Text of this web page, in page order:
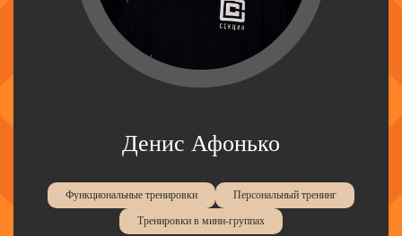
Денис Афонько
Функциональные тренировки Персональный тренинг
Тренировки в мини-группах